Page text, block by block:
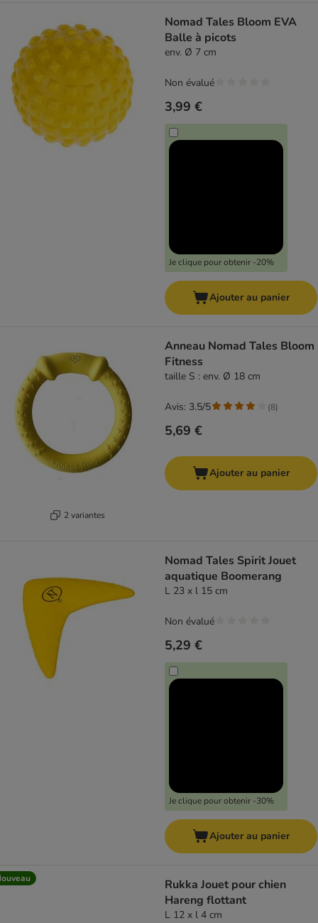
Nomad Tales Bloom EVA
Balle à picots
env. Ø 7 cm
3,99 €
Je clique pour obtenir -20%
Non évalué
Ajouter au panier
2 variantes
Anneau Nomad Tales Bloom
Fitness
taille S : env. Ø 18 cm
5,69 €
Avis: 3.5/5 (8)
Ajouter au panier
Nomad Tales Spirit Jouet
aquatique Boomerang
L 23 x l 15 cm
5,29 €
Je clique pour obtenir -30%
Non évalué
Ajouter au panier
Rukka Jouet pour chien
Hareng flottant
L 12 x l 4 cm